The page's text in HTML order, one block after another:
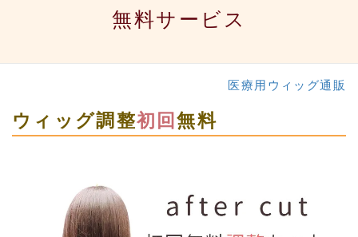
無料サービス
医療用ウィッグ通販
ウィッグ調整初回無料